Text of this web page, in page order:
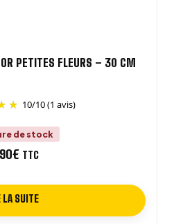
PETITES FLEURS – 30 CM
10/10(1 avis)
de stock
€ TTC
LA SUITE